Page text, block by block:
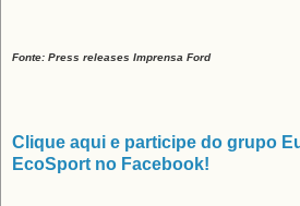
Fonte: Press releases Imprensa Ford
Clique aqui e participe do grupo
EcoSport no Facebook!